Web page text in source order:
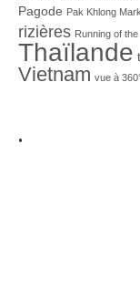
Pagode Pak Khlong
rizières Running of
Thaïlande
Vietnam vue à
.